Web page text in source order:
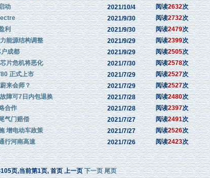
动
2021/10/4 阅读2632次
2021/9/30 阅读2732次
利
2021/9/30 阅读2479次
能源结构调整
2021/9/29 阅读2399次
成都
2021/9/29 阅读2505次
片危机将恶化
2021/7/30 阅读2578次
正式上市
2021/7/29 阅读2527次
来会师？
2021/7/29 阅读2527次
障可7日内包退换
2021/7/28 阅读2480次
合作
2021/7/28 阅读2397次
气门赔偿
2021/7/27 阅读2491次
增电动车政策
2021/7/27 阅读2526次
行河南高速
2021/7/26 阅读2423次
页,当前第1页, 首页 上一页下一页 尾页